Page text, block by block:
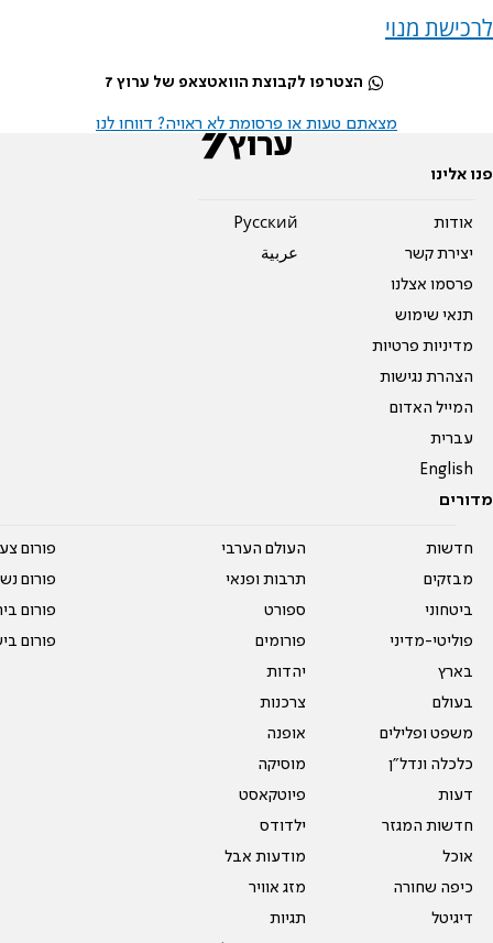
לרכישת מנוי
הצטרפו לקבוצת הוואטצאפ של ערוץ 7
מצאתם טעות או פרסומת לא ראויה? דווחו לנו
פנו אלינו
אודות
יצירת קשר
פרסמו אצלנו
תנאי שימוש
מדיניות פרטיות
הצהרת נגישות
המייל האדום
עברית
English
Pусский
عربية
מדורים
חדשות
מבזקים
ביטחוני
פוליטי-מדיני
בארץ
בעולם
משפט ופלילים
כלכלה ונדל"ן
דעות
חדשות המגזר
אוכל
כיפה שחורה
דיגיטל
העולם הערבי
תרבות ופנאי
ספורט
פורומים
יהדות
צרכנות
אופנה
מוסיקה
פיוטקאסט
ילדודס
מודעות אבל
מזג אוויר
תגיות
פורום
פורום
פורום
פורום